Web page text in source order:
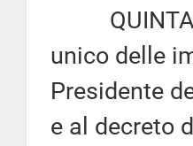
unico delle
Presidente
e al decreto